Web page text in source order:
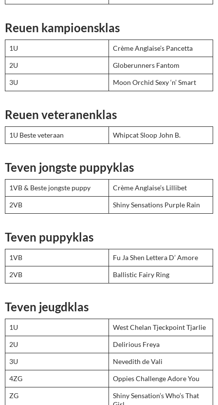
Reuen kampioensklas
1U Crème Anglaise’s Pancetta
2U Globerunners Fantom
3U Moon Orchid Sexy ‘n’ Smart
Reuen veteranenklas
1U Beste veteraan Whipcat Sloop John B.
Teven jongste puppyklas
1VB & Beste jongste puppy Crème Anglaise’s Lillibet
2VB Shiny Sensations Purple Rain
Teven puppyklas
1VB Fu Ja Shen Lettera D’ Amore
2VB Ballistic Fairy Ring
Teven jeugdklas
1U West Chelan Tjeckpoint Tjarlie
2U Delirious Freya
3U Nevedith de Vali
4ZG Oppies Challenge Adore You
ZG
Shiny Sensation’s Who’s That